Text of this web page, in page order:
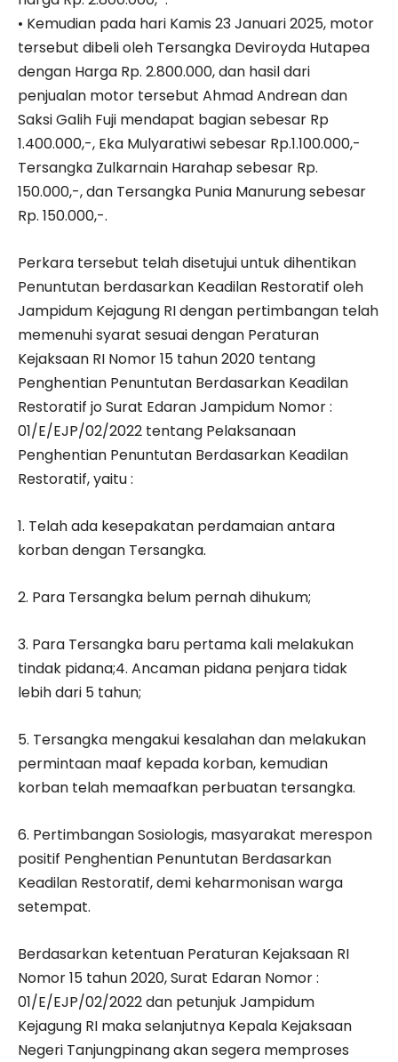
• Kemudian pada hari Kamis 23 Januari 2025, motor
tersebut dibeli oleh Tersangka Deviroyda Hutapea
dengan Harga Rp. 2.800.000, dan hasil dari
penjualan motor tersebut Ahmad Andrean dan
Saksi Galih Fuji mendapat bagian sebesar Rp
1.400.000,-, Eka Mulyaratiwi sebesar Rp.1.100.000,-
Tersangka Zulkarnain Harahap sebesar Rp.
150.000,-, dan Tersangka Punia Manurung sebesar
Rp. 150.000,-.
Perkara tersebut telah disetujui untuk dihentikan
Penuntutan berdasarkan Keadilan Restoratif oleh
Jampidum Kejagung RI dengan pertimbangan telah
memenuhi syarat sesuai dengan Peraturan
Kejaksaan RI Nomor 15 tahun 2020 tentang
Penghentian Penuntutan Berdasarkan Keadilan
Restoratif jo Surat Edaran Jampidum Nomor :
01/E/EJP/02/2022 tentang Pelaksanaan
Penghentian Penuntutan Berdasarkan Keadilan
Restoratif, yaitu :
1. Telah ada kesepakatan perdamaian antara
korban dengan Tersangka.
2. Para Tersangka belum pernah dihukum;
3. Para Tersangka baru pertama kali melakukan
tindak pidana;4. Ancaman pidana penjara tidak
lebih dari 5 tahun;
5. Tersangka mengakui kesalahan dan melakukan
permintaan maaf kepada korban, kemudian
korban telah memaafkan perbuatan tersangka.
6. Pertimbangan Sosiologis, masyarakat merespon
positif Penghentian Penuntutan Berdasarkan
Keadilan Restoratif, demi keharmonisan warga
setempat.
Berdasarkan ketentuan Peraturan Kejaksaan RI
Nomor 15 tahun 2020, Surat Edaran Nomor :
01/E/EJP/02/2022 dan petunjuk Jampidum
Kejagung RI maka selanjutnya Kepala Kejaksaan
Negeri Tanjungpinang akan segera memproses